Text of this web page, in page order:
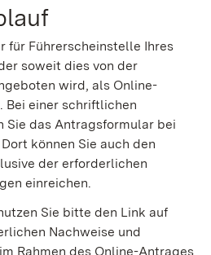
für Führerscheinstelle Ihres
soweit dies von der
wird, als Online-
einer schriftlichen
das Antragsformular bei
können Sie auch den
der erforderlichen
einreichen.
Sie bitte den Link auf
Nachweise und
Rahmen des Online-Antrages